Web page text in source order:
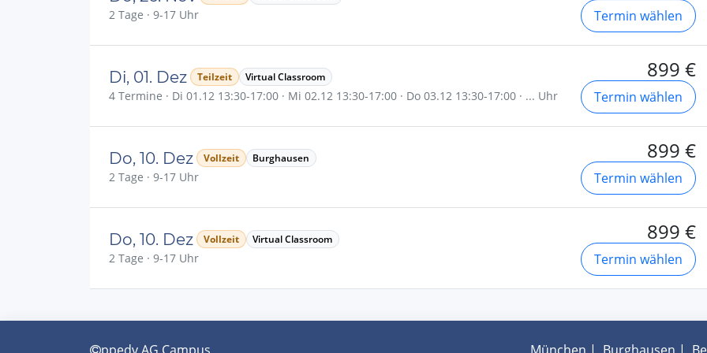
2 Tage · 9-17 Uhr Termin wählen
Di, 01. Dez Teilzeit Virtual Classroom
4 Termine · Di 01.12 13:30-17:00 · Mi 02.12 13:30-17:00 · Do 03.12 13:30-17:00 · ... Uhr
899 €
Termin wählen
Do, 10. Dez Vollzeit Burghausen
2 Tage · 9-17 Uhr
899 €
Termin wählen
Do, 10. Dez Vollzeit Virtual Classroom
2 Tage · 9-17 Uhr
899 €
Termin wählen